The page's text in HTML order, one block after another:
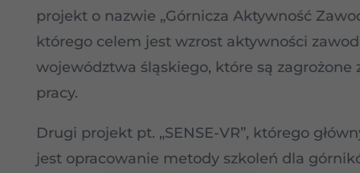
projekt o nazwie „Górnicza Aktywność
którego celem jest wzrost aktywności
województwa śląskiego, które są zagrożone
pracy.
Drugi projekt pt. „SENSE-VR”, którego
jest opracowanie metody szkoleń dla